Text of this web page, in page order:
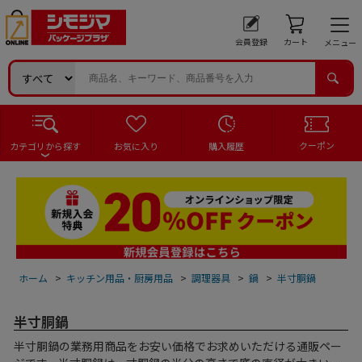
会員登録 カート メニュー
カテゴリから探す お気に入り 購入履歴 クーポン
ホーム > キッチン用品・厨房用品 > 調理器具 > 鍋 > 半寸胴鍋
半寸胴鍋
半寸胴鍋の業務用商品をお安い価格でお求めいただける通販ペー